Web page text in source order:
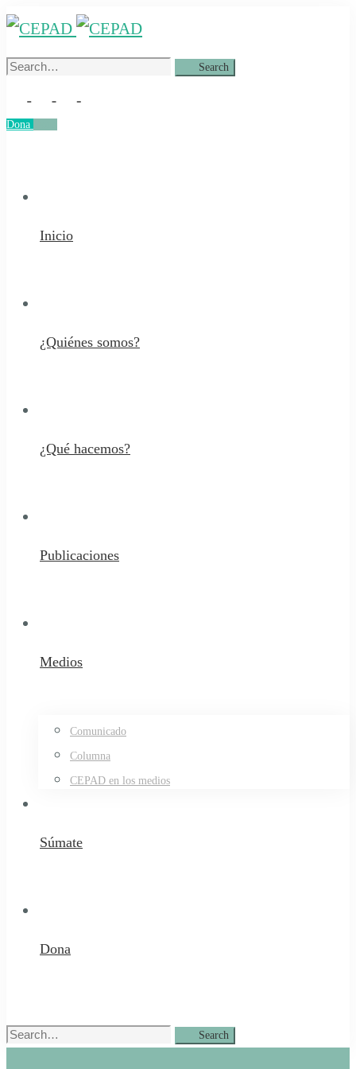
Search
Search
Dona
Inicio
¿Quiénes somos?
¿Qué hacemos?
Publicaciones
Medios
Comunicado
Columna
CEPAD en los medios
Súmate
Dona
Search
Search